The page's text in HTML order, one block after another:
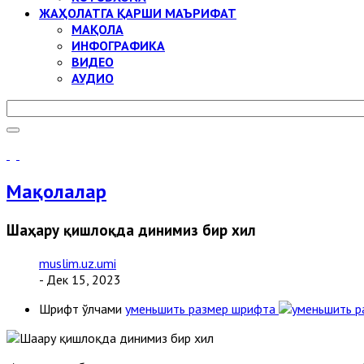
ЖАҲОЛАТГА ҚАРШИ МАЪРИФАТ
МАҚОЛА
ИНФОГРАФИКА
ВИДЕО
АУДИО
Мақолалар
Шаҳару қишлоқда динимиз бир хил
muslim.uz.umi
- Дек 15, 2023
Шрифт ўлчами уменьшить размер шрифта